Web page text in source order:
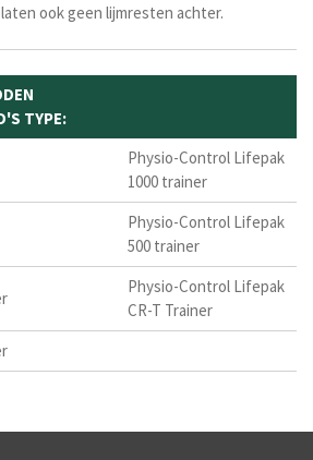
ook geen lijmresten achter.
TYPE:
Physio-Control Lifepak
1000 trainer
Physio-Control Lifepak
500 trainer
Physio-Control Lifepak
CR-T Trainer